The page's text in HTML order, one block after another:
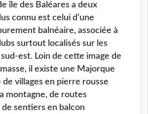
île des Baléares a deux
connu est celui d’une
balnéaire, associée à
surtout localisés sur les
est. Loin de cette image de
il existe une Majorque
villages en pierre rousse
montagne, de routes
sentiers en balcon